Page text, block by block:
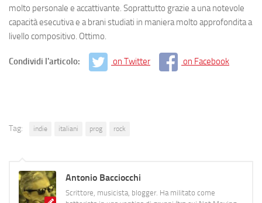
molto personale e accattivante. Soprattutto grazie a una notevole
capacità esecutiva e a brani studiati in maniera molto approfondita a
livello compositivo. Ottimo.
Condividi l'articolo: on Twitter on Facebook
Tag: indie italiani prog rock
Antonio Bacciocchi
Scrittore, musicista, blogger. Ha militato come